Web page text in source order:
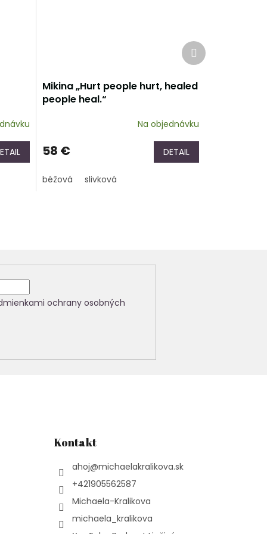
Mikina „Hurt people hurt, healed
people heal.“
Na objednávku
58 € DETAIL
béžová slivková
Ďalší
produkt
ochrany osobných
Kontakt
ahoj@michaelakralikova.sk
+421905562587
Michaela-Kralikova
michaela_kralikova